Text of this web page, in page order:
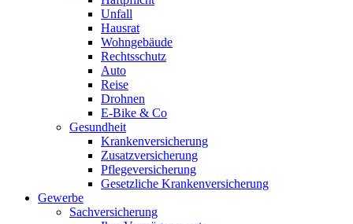
Unfall
Hausrat
Wohngebäude
Rechtsschutz
Auto
Reise
Drohnen
E-Bike & Co
Gesundheit
Krankenversicherung
Zusatzversicherung
Pflegeversicherung
Gesetzliche Krankenversicherung
Gewerbe
Sachversicherung